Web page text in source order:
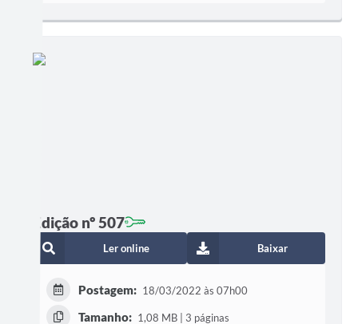
Edição nº 507
Ler online Baixar
Postagem: 18/03/2022 às 07h00
Tamanho: 1,08 MB | 3 páginas